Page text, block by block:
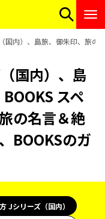
国内）、島旅、御朱印、旅の
国内）、島
スペ
の名言＆絶
BOOKSのガ
Jシリーズ（国内）